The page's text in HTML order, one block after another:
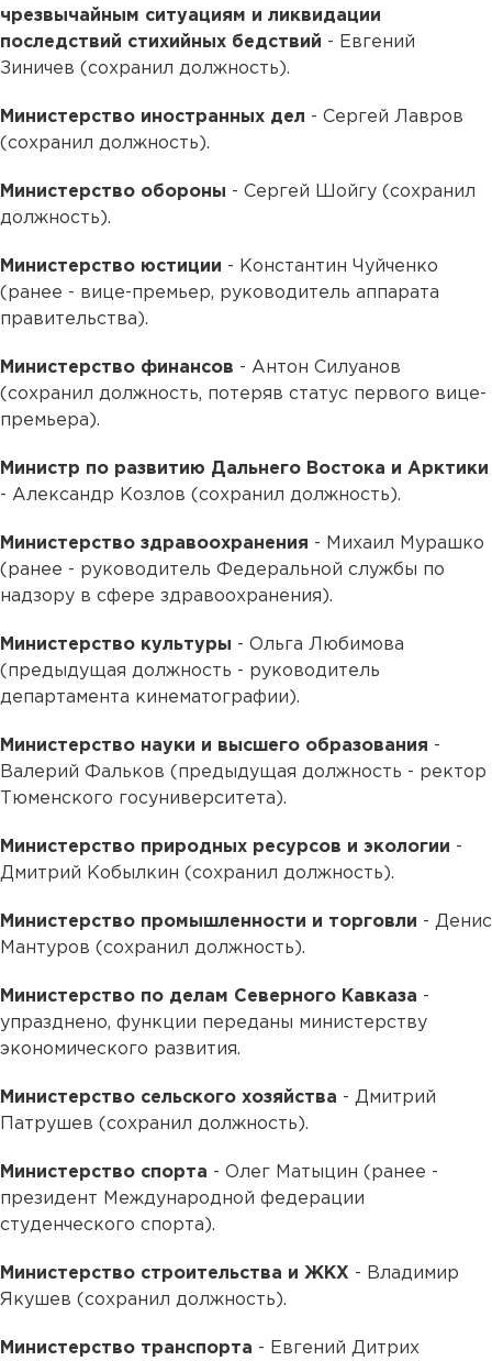
чрезвычайным ситуациям и ликвидации
последствий стихийных бедствий - Евгений
Зиничев (сохранил должность).
Министерство иностранных дел - Сергей Лавров
(сохранил должность).
Министерство обороны - Сергей Шойгу (сохранил
должность).
Министерство юстиции - Константин Чуйченко
(ранее - вице-премьер, руководитель аппарата
правительства).
Министерство финансов - Антон Силуанов
(сохранил должность, потеряв статус первого вице-
премьера).
Министр по развитию Дальнего Востока и Арктики
- Александр Козлов (сохранил должность).
Министерство здравоохранения - Михаил Мурашко
(ранее - руководитель Федеральной службы по
надзору в сфере здравоохранения).
Министерство культуры - Ольга Любимова
(предыдущая должность - руководитель
департамента кинематографии).
Министерство науки и высшего образования -
Валерий Фальков (предыдущая должность - ректор
Тюменского госуниверситета).
Министерство природных ресурсов и экологии -
Дмитрий Кобылкин (сохранил должность).
Министерство промышленности и торговли - Денис
Мантуров (сохранил должность).
Министерство по делам Северного Кавказа -
упразднено, функции переданы министерству
экономического развития.
Министерство сельского хозяйства - Дмитрий
Патрушев (сохранил должность).
Министерство спорта - Олег Матыцин (ранее -
президент Международной федерации
студенческого спорта).
Министерство строительства и ЖКХ - Владимир
Якушев (сохранил должность).
Министерство транспорта - Евгений Дитрих